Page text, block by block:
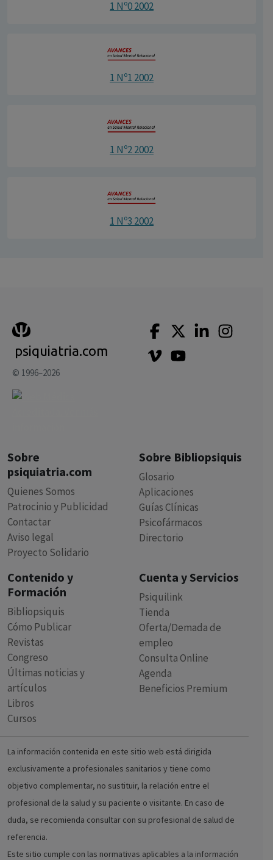
1 Nº0 2002
1 Nº1 2002
1 Nº2 2002
1 Nº3 2002
psiquiatria.com
© 1996–2026
Sobre
psiquiatria.com
Quienes Somos
Patrocinio y Publicidad
Contactar
Aviso legal
Proyecto Solidario
Sobre Bibliopsiquis
Glosario
Aplicaciones
Guías Clínicas
Psicofármacos
Directorio
Contenido y
Formación
Bibliopsiquis
Cómo Publicar
Revistas
Congreso
Últimas noticias y
artículos
Libros
Cursos
Cuenta y Servicios
Psiquilink
Tienda
Oferta/Demada de
empleo
Consulta Online
Agenda
Beneficios Premium
La información contenida en este sitio web está dirigida
exclusivamente a profesionales sanitarios y tiene como
objetivo complementar, no sustituir, la relación entre el
profesional de la salud y su paciente o visitante. En caso de
duda, se recomienda consultar con su profesional de salud de
referencia.
Este sitio cumple con las normativas aplicables a la información